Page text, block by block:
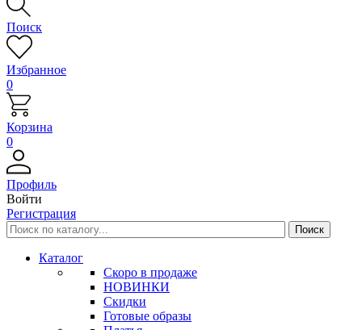
Поиск
Избранное
0
Корзина
0
Профиль
Войти
Регистрация
Каталог
Скоро в продаже
НОВИНКИ
Скидки
Готовые образы